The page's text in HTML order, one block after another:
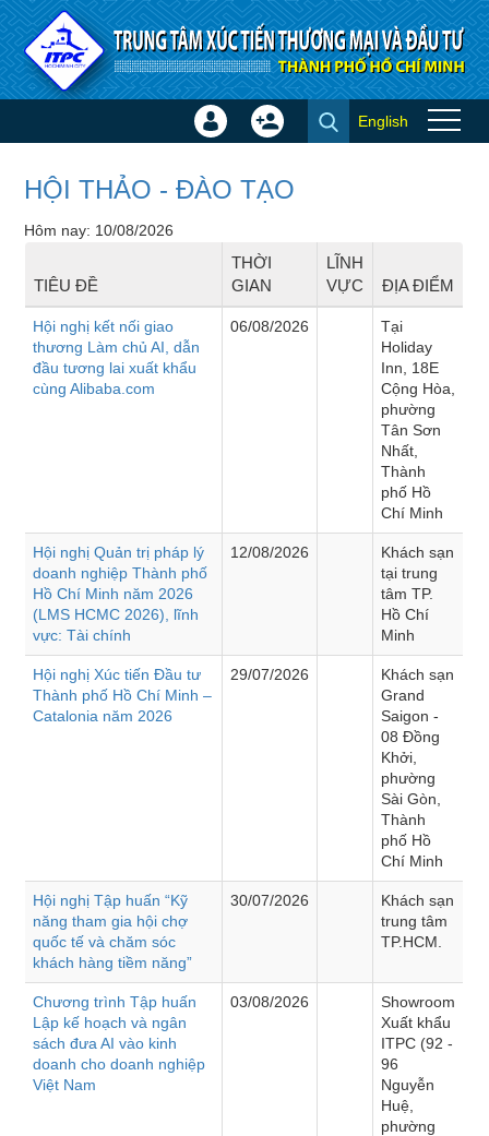
Truy cập nội dung luôn
Sự kiện
Đăng
Tạo
English
HỘI THẢO - ĐÀO TẠO
Hôm nay: 10/08/2026
TIÊU ĐỀ
THỜI
GIAN
LĨNH
VỰC
ĐỊA ĐIỂM
Hội nghị kết nối giao
thương Làm chủ AI, dẫn
đầu tương lai xuất khẩu
cùng Alibaba.com
06/08/2026
Tại
Holiday
Inn, 18E
Cộng Hòa,
phường
Tân Sơn
Nhất,
Thành
phố Hồ
Chí Minh
Hội nghị Quản trị pháp lý
doanh nghiệp Thành phố
Hồ Chí Minh năm 2026
(LMS HCMC 2026), lĩnh
vực: Tài chính
12/08/2026
Khách sạn
tại trung
tâm TP.
Hồ Chí
Minh
Hội nghị Xúc tiến Đầu tư
Thành phố Hồ Chí Minh –
Catalonia năm 2026
29/07/2026
Khách sạn
Grand
Saigon -
08 Đồng
Khởi,
phường
Sài Gòn,
Thành
phố Hồ
Chí Minh
Hội nghị Tập huấn “Kỹ
năng tham gia hội chợ
quốc tế và chăm sóc
khách hàng tiềm năng”
30/07/2026
Khách sạn
trung tâm
TP.HCM.
Chương trình Tập huấn
Lập kế hoạch và ngân
sách đưa AI vào kinh
doanh cho doanh nghiệp
Việt Nam
03/08/2026
Showroom
Xuất khẩu
ITPC (92 -
96
Nguyễn
Huệ,
phường